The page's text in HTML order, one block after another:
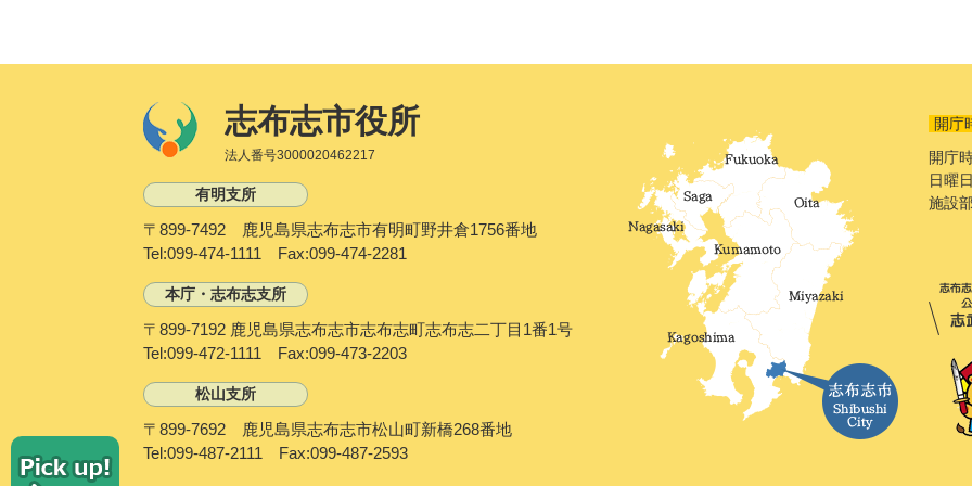
志布志市役所
法人番号3000020462217
有明支所
〒899-7492 鹿児島県志布志市有明町野井倉1756番地
Tel:099-474-1111 Fax:099-474-2281
本庁・志布志支所
〒899-7192 鹿児島県志布志市志布志町志布志二丁目1番1号
Tel:099-472-1111 Fax:099-473-2203
松山支所
〒899-7692 鹿児島県志布志市松山町新橋268番地
Tel:099-487-2111 Fax:099-487-2593
開庁
開庁
日曜
施設
P